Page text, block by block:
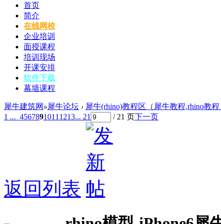
首页
简介
在线网校
企业培训
面授课程
培训现场
开课安排
软件下载
幕墙课程
犀牛建筑网 »犀牛论坛 › 犀牛(rhino)教程区（犀牛教程,rhino教
1 ... 4567891011 1213... 21 / 21 页下一页
返回列表